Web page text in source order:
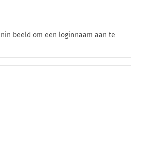
beeld om een loginnaam aan te